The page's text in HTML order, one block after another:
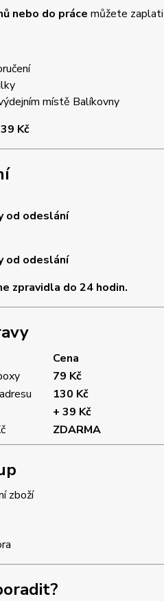
nebo do práce můžete
místě Balíkovny
Kč
od odeslání
od odeslání
zpravidla do 24 hodin.
Cena
79 Kč
130 Kč
+ 39 Kč
ZDARMA
zboží